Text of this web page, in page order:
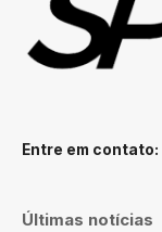
Entre em contato:
Últimas notícias